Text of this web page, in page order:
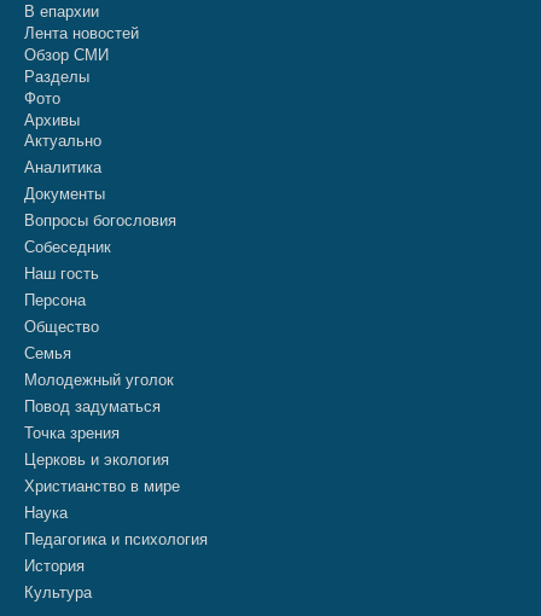
В епархии
Лента новостей
Обзор СМИ
Разделы
Фото
Архивы
Актуально
Аналитика
Документы
Вопросы богословия
Собеседник
Наш гость
Персона
Общество
Семья
Молодежный уголок
Повод задуматься
Точка зрения
Церковь и экология
Христианство в мире
Наука
Педагогика и психология
История
Культура